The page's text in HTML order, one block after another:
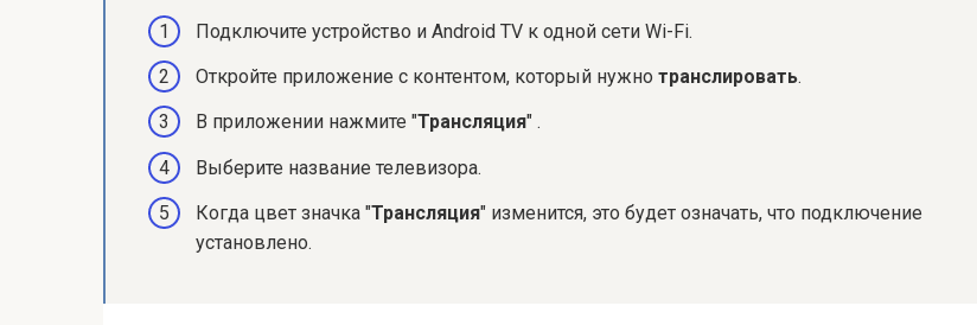
Подключите устройство и Android TV к одной сети Wi-Fi.
Откройте приложение с контентом, который нужно транслировать.
В приложении нажмите "Трансляция" .
Выберите название телевизора.
Когда цвет значка "Трансляция" изменится, это будет означать, что подключение
установлено.